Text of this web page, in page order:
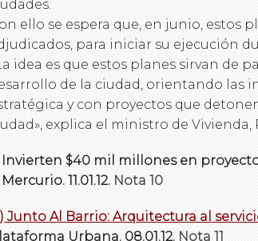
ello se espera que, en junio, estos
para iniciar su ejecución
idea es que estos planes sirvan de
de la ciudad, orientando las
y con proyectos que
explica el ministro de Vivienda,
Invierten $40 mil millones en
Mercurio. 11.01.12. Nota 10
Junto Al Barrio: Arquitectura al
Urbana. 08.01.12. Nota 11